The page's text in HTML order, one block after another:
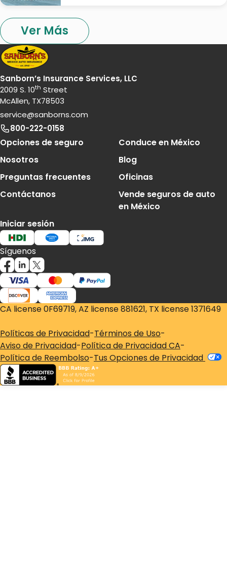
Ver Más
Sanborn’s Insurance Services, LLC
2009 S. 10th Street
McAllen, TX78503
service@sanborns.com
800-222-0158
Footer Navigation
Opciones de seguro
Conduce en México
Nosotros
Blog
Preguntas frecuentes
Oficinas
Contáctanos
Vende seguros de auto
en México
Iniciar sesión
Síguenos
CA license 0F69719, AZ license 881621, TX license 1371649
Políticas de Privacidad-Términos de Uso-
Aviso de Privacidad-Política de Privacidad CA-
Política de Reembolso-Tus Opciones de Privacidad